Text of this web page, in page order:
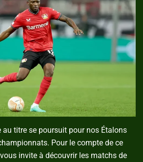
au titre se poursuit pour nos Étalons
Pour le compte de ce
vous invite à découvrir les matchs de